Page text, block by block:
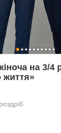
на 3/4
життя»